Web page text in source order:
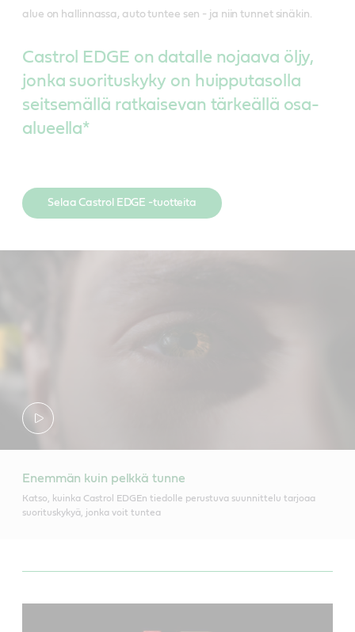
alue on hallinnassa, auto tuntee sen - ja niin tunnet sinäkin.
Castrol EDGE on datalle nojaava öljy,
jonka suorituskyky on huipputasolla
seitsemällä ratkaisevan tärkeällä osa-
alueella*
Selaa Castrol EDGE -tuotteita
Enemmän kuin pelkkä tunne
Katso, kuinka Castrol EDGEn tiedolle perustuva suunnittelu tarjoaa
suorituskykyä, jonka voit tuntea